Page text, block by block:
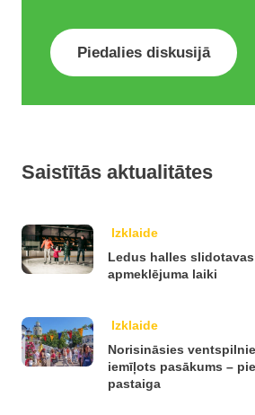
Piedalies diskusijā
Saistītās aktualitātes
Izklaide
Ledus halles
apmeklējuma laiki
Izklaide
Norisināsies
iemīļots pasākums –
pastaiga